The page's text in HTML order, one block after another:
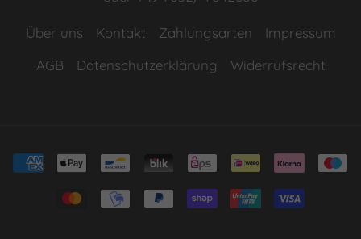
Über uns Kontakt Zahlungsarten
Impressum
AGB
Datenschutzerklärung Widerrufsrecht